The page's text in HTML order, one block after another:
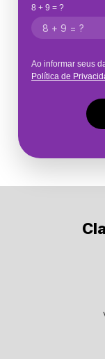
8 + 9 = ?
Ao informar seus
Política de